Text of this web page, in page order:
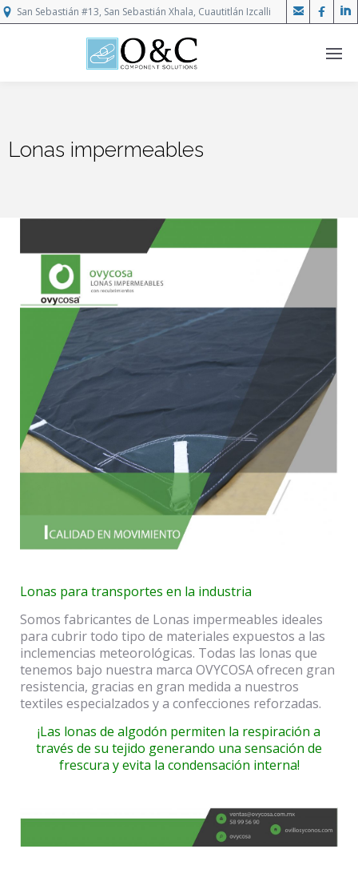
San Sebastián #13, San Sebastián Xhala, Cuautitlán Izcalli   
Lonas impermeables
Lonas para transportes en la industria
Somos fabricantes de Lonas impermeables ideales
para cubrir todo tipo de materiales expuestos a las
inclemencias meteorológicas. Todas las lonas que
tenemos bajo nuestra marca OVYCOSA ofrecen gran
resistencia, gracias en gran medida a nuestros
textiles especialzados y a confecciones reforzadas.
¡Las lonas de algodón permiten la respiración a
través de su tejido generando una sensación de
frescura y evita la condensación interna!